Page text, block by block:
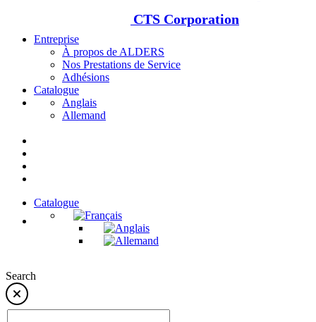
CTS Corporation
Entreprise
À propos de ALDERS
Nos Prestations de Service
Adhésions
Catalogue
Anglais
Allemand
Catalogue
Search